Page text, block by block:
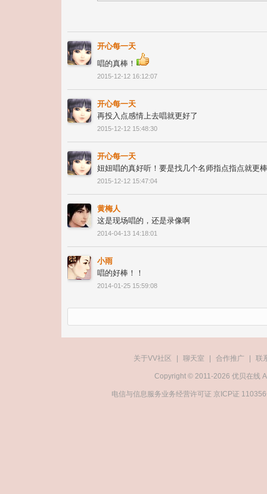
开心每一天
唱的真棒！
2015-12-12 16:12:07
开心每一天
再投入点感情上去唱就更好了
2015-12-12 15:48:30
开心每一天
妞妞唱的真好听！要是找几个名师指点指点就更
2015-12-12 15:47:04
黄梅人
这是现场唱的，还是录像啊
2014-04-13 14:18:01
小雨
唱的好棒！！
2014-01-25 15:59:08
关于VV社区 聊天室 合作推广 联
Copyright © 2011-2026 优贝在线
电信与信息服务业务经营许可证 京ICP证